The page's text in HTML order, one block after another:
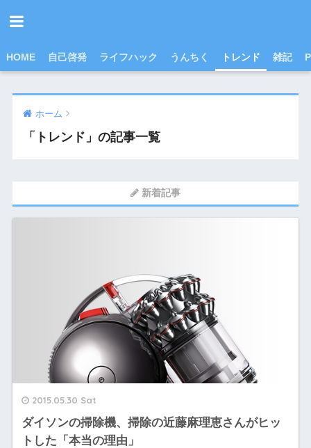
HOME 自己啓発 ライフハック うんちく トレンド 雑記
ホーム
「トレンド」の記事一覧
新着記事
2015.05.30 Sat
ダイソンの掃除機、掃除の近藤麻理恵さんがヒッ
トした「本当の理由」